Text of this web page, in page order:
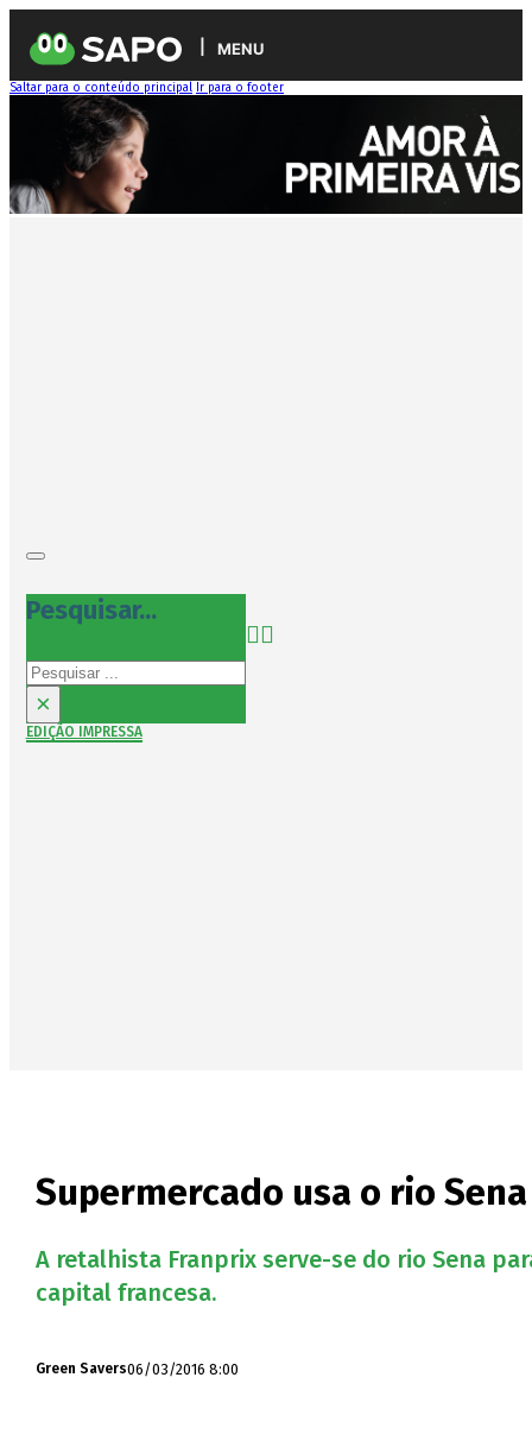
MENU
Saltar para o conteúdo principal Ir para o footer
Pesquisar...
Pesquisar
×
EDIÇÃO IMPRESSA
Supermercado usa o rio
A retalhista Franprix serve-se do rio Sena
capital francesa.
Green Savers06/03/2016 8:00